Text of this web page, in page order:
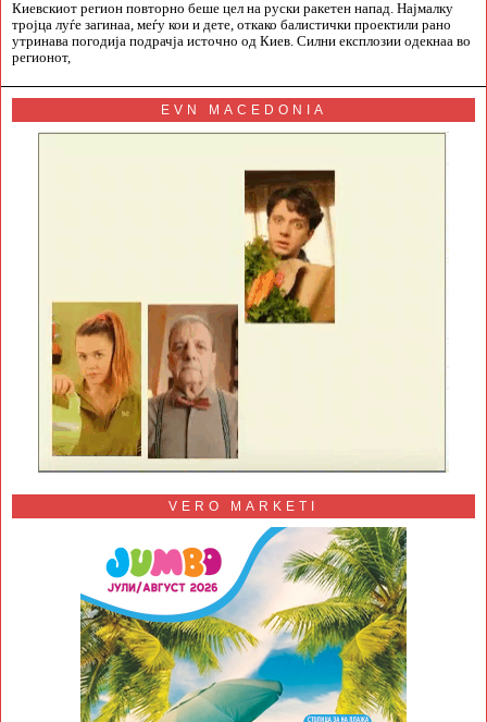
Киевскиот регион повторно беше цел на руски ракетен напад. Најмалку
тројца луѓе загинаа, меѓу кои и дете, откако балистички проектили рано
утринава погодија подрачја источно од Киев. Силни експлозии одекнаа во
регионот,
EVN MACEDONIA
VERO MARKETI